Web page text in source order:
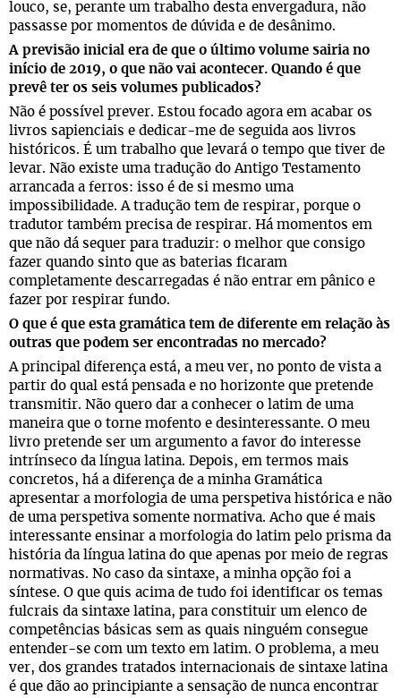
louco, se, perante um trabalho desta envergadura, não
passasse por momentos de dúvida e de desânimo.
A previsão inicial era de que o último volume sairia no
início de 2019, o que não vai acontecer. Quando é que
prevê ter os seis volumes publicados?
Não é possível prever. Estou focado agora em acabar os
livros sapienciais e dedicar-me de seguida aos livros
históricos. É um trabalho que levará o tempo que tiver de
levar. Não existe uma tradução do Antigo Testamento
arrancada a ferros: isso é de si mesmo uma
impossibilidade. A tradução tem de respirar, porque o
tradutor também precisa de respirar. Há momentos em
que não dá sequer para traduzir: o melhor que consigo
fazer quando sinto que as baterias ficaram
completamente descarregadas é não entrar em pânico e
fazer por respirar fundo.
O que é que esta gramática tem de diferente em relação às
outras que podem ser encontradas no mercado?
A principal diferença está, a meu ver, no ponto de vista a
partir do qual está pensada e no horizonte que pretende
transmitir. Não quero dar a conhecer o latim de uma
maneira que o torne mofento e desinteressante. O meu
livro pretende ser um argumento a favor do interesse
intrínseco da língua latina. Depois, em termos mais
concretos, há a diferença de a minha Gramática
apresentar a morfologia de uma perspetiva histórica e não
de uma perspetiva somente normativa. Acho que é mais
interessante ensinar a morfologia do latim pelo prisma da
história da língua latina do que apenas por meio de regras
normativas. No caso da sintaxe, a minha opção foi a
síntese. O que quis acima de tudo foi identificar os temas
fulcrais da sintaxe latina, para constituir um elenco de
competências básicas sem as quais ninguém consegue
entender-se com um texto em latim. O problema, a meu
ver, dos grandes tratados internacionais de sintaxe latina
é que dão ao principiante a sensação de nunca encontrar